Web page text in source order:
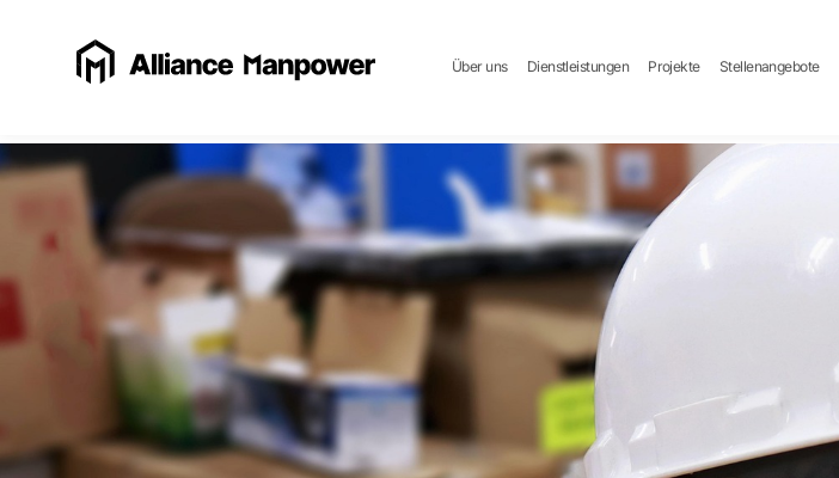
Über uns Dienstleistungen Projekte Stellenangebote